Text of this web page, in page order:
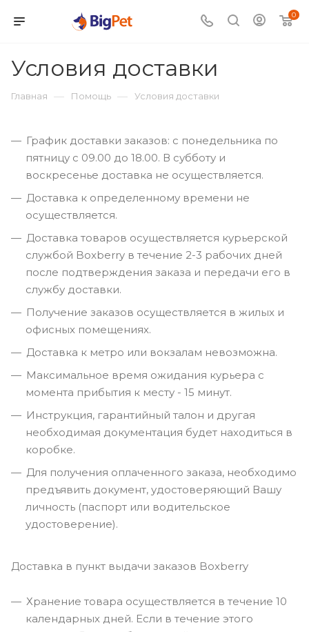
0
Условия доставки
Главная — Помощь — Условия доставки
График доставки заказов: с понедельника по
пятницу с 09.00 до 18.00. В субботу и
воскресенье доставка не осуществляется.
Доставка к определенному времени не
осуществляется.
Доставка товаров осуществляется курьерской
службой Boxberry в течение 2-3 рабочих дней
после подтверждения заказа и передачи его в
службу доставки.
Получение заказов осуществляется в жилых и
офисных помещениях.
Доставка к метро или вокзалам невозможна.
Максимальное время ожидания курьера с
момента прибытия к месту - 15 минут.
Инструкция, гарантийный талон и другая
необходимая документация будет находиться в
коробке.
Для получения оплаченного заказа, необходимо
предъявить документ, удостоверяющий Вашу
личность (паспорт или водительское
удостоверение).
Доставка в пункт выдачи заказов Boxberry
Хранение товара осуществляется в течение 10
календарных дней. Если в течение этого